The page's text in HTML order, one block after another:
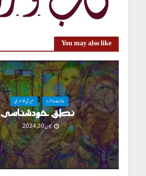
You may also like
حالاتِ حاضرہ میری شاعری
نطق خودشناسی
جون 30, 2024